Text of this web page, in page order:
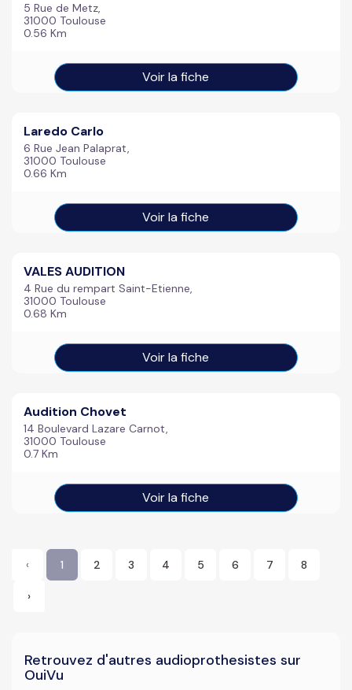
5 Rue de Metz,
31000 Toulouse
0.56 Km
Voir la fiche
Laredo Carlo
6 Rue Jean Palaprat,
31000 Toulouse
0.66 Km
Voir la fiche
VALES AUDITION
4 Rue du rempart Saint-Etienne,
31000 Toulouse
0.68 Km
Voir la fiche
Audition Chovet
14 Boulevard Lazare Carnot,
31000 Toulouse
0.7 Km
Voir la fiche
‹ 1 2 3 4 5 6 7 8
›
Retrouvez d'autres audioprothesistes sur
OuiVu